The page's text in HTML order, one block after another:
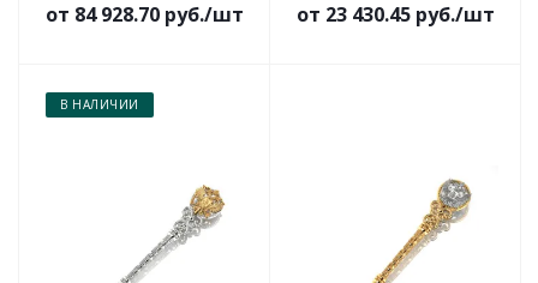
от 84 928.70 руб./шт от 23 430.45 руб./шт
В НАЛИЧИИ